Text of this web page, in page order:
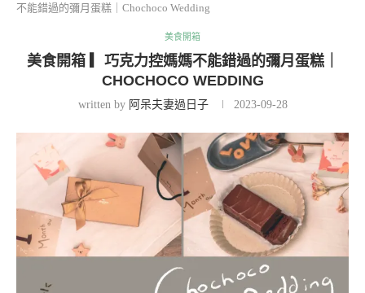
不能錯過的彌月蛋糕｜Chochoco Wedding
美食開箱
美食開箱 ▎巧克力控媽媽不能錯過的彌月蛋糕｜
CHOCHOCO WEDDING
written by 阿呆夫妻過日子 2023-09-28